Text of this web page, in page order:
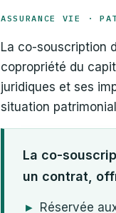
ASSURANCE VIE ·
La co-souscription
copropriété du
juridiques et ses
situation
La co-
un contrat,
Réservée